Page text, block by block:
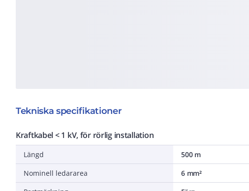
Tekniska specifikationer
Kraftkabel < 1 kV, för rörlig installation
Längd
500 m
Nominell ledararea
6 mm²